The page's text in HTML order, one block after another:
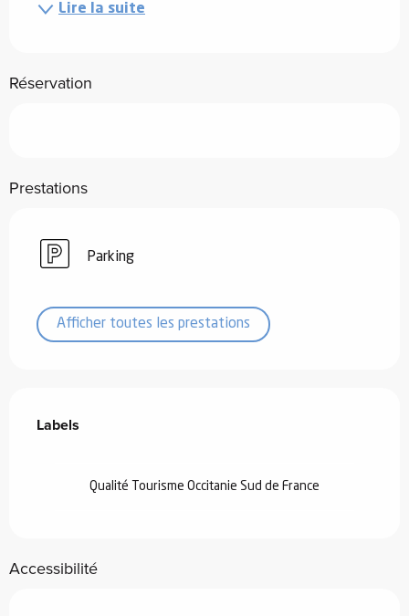
Lire la suite
Réservation
Prestations
Parking
Afficher toutes les prestations
Labels
Labels
Qualité Tourisme Occitanie Sud de France
Accessibilité